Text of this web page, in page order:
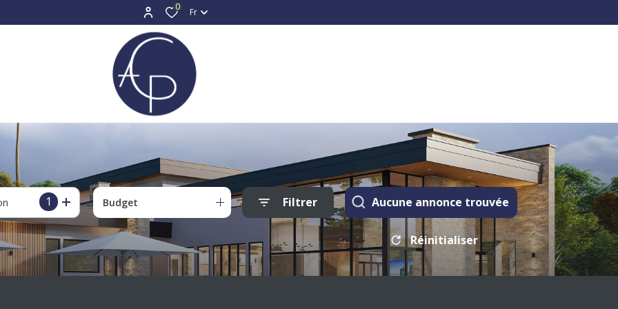
0 Fr
1 Budget Filtrer Aucune annonce trouvée
Réinitialiser